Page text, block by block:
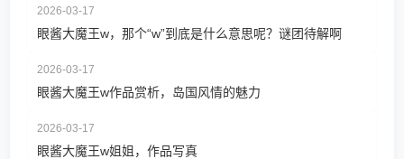
2026-03-17
眼酱大魔王w，那个“w”到底是什么意思呢？谜团待解啊
2026-03-17
眼酱大魔王w作品赏析，岛国风情的魅力
2026-03-17
眼酱大魔王w姐姐，作品写真